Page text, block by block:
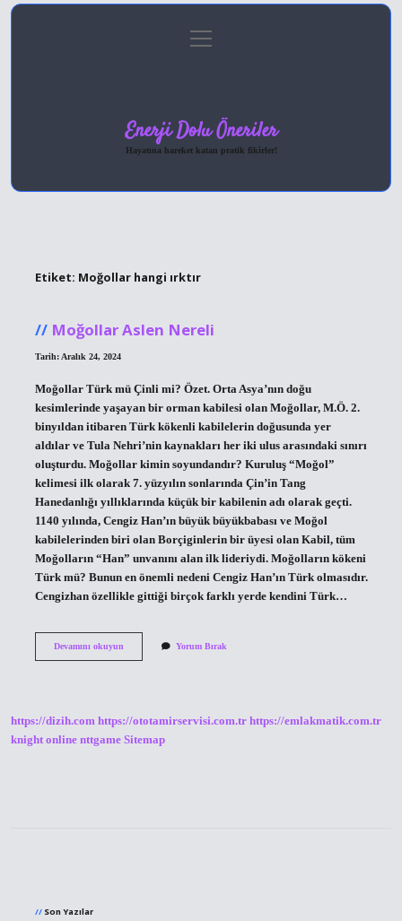
Gizlilik Politikası
menüyü
aç
Enerji Dolu Öneriler
Hayatına hareket katan pratik fikirler!
Etiket: Moğollar hangi ırktır
Moğollar Aslen Nereli
Tarih: Aralık 24, 2024
Moğollar Türk mü Çinli mi? Özet. Orta Asya’nın doğu
kesimlerinde yaşayan bir orman kabilesi olan Moğollar, M.Ö. 2.
binyıldan itibaren Türk kökenli kabilelerin doğusunda yer
aldılar ve Tula Nehri’nin kaynakları her iki ulus arasındaki sınırı
oluşturdu. Moğollar kimin soyundandır? Kuruluş “Moğol”
kelimesi ilk olarak 7. yüzyılın sonlarında Çin’in Tang
Hanedanlığı yıllıklarında küçük bir kabilenin adı olarak geçti.
1140 yılında, Cengiz Han’ın büyük büyükbabası ve Moğol
kabilelerinden biri olan Borçiginlerin bir üyesi olan Kabil, tüm
Moğolların “Han” unvanını alan ilk lideriydi. Moğolların kökeni
Türk mü? Bunun en önemli nedeni Cengiz Han’ın Türk olmasıdır.
Cengizhan özellikle gittiği birçok farklı yerde kendini Türk…
Devamını okuyunMoğollar
Yorum Bırak
https://dizih.com https://ototamirservisi.com.tr https://emlakmatik.com.tr
knight online nttgame Sitemap
Son Yazılar